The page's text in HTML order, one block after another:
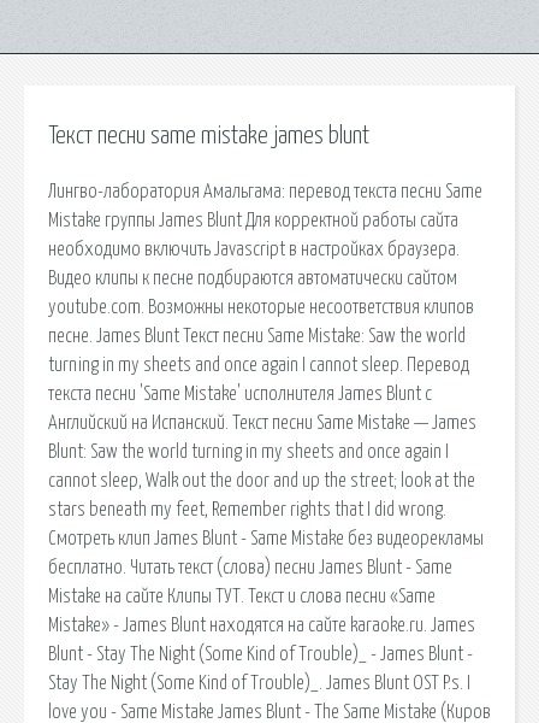
Текст песни same mistake james blunt
Лингво-лаборатория Амальгама: перевод текста песни Same
Mistake группы James Blunt Для корректной работы сайта
необходимо включить Javascript в настройках браузера.
Видео клипы к песне подбираются автоматически сайтом
youtube.com. Возможны некоторые несоответствия клипов
песне. James Blunt Текст песни Same Mistake: Saw the world
turning in my sheets and once again I cannot sleep. Перевод
текста песни 'Same Mistake' исполнителя James Blunt с
Английский на Испанский. Текст песни Same Mistake — James
Blunt: Saw the world turning in my sheets and once again I
cannot sleep, Walk out the door and up the street; look at the
stars beneath my feet, Remember rights that I did wrong.
Смотреть клип James Blunt - Same Mistake без видеорекламы
бесплатно. Читать текст (слова) песни James Blunt - Same
Mistake на сайте Клипы ТУТ. Текст и слова песни «Same
Mistake» - James Blunt находятся на сайте karaoke.ru. James
Blunt - Stay The Night (Some Kind of Trouble)_ - James Blunt -
Stay The Night (Some Kind of Trouble)_. James Blunt OST P.s. I
love you - Same Mistake James Blunt - The Same Mistake (Киров